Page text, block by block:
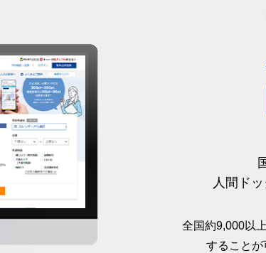
人間ド
全国約9,000以
することが